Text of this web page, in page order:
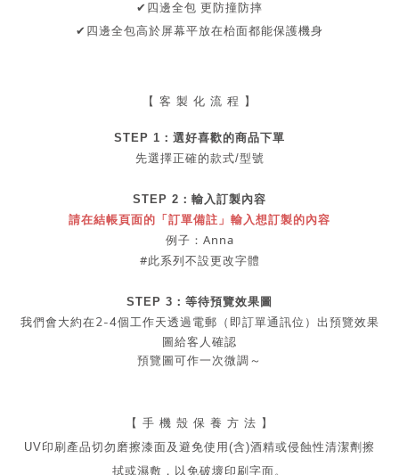
✔四邊全包 更防撞防摔
✔ 四邊全包高於屏幕平放在枱面都能保護機身
【 客 製 化 流 程 】
STEP 1： 選好喜歡的商品下單
先選擇正確的款式/型號
STEP 2： 輸入訂製內容
請在結帳頁面的「訂單備註」輸入想訂製的內容
例子：Anna
#此系列不設更改字體
STEP 3：等待預覽效果圖
我們會大約在2-4個工作天透過電郵（即訂單通訊位）出預覽效果
圖給客人確認
預覽圖可作一次微調～
【 手 機 殼 保 養 方 法 】
UV印刷產品切勿磨擦漆面及 避免使用(含)酒精或侵蝕性清潔劑擦
拭或濕敷，以免破壞印刷字面。